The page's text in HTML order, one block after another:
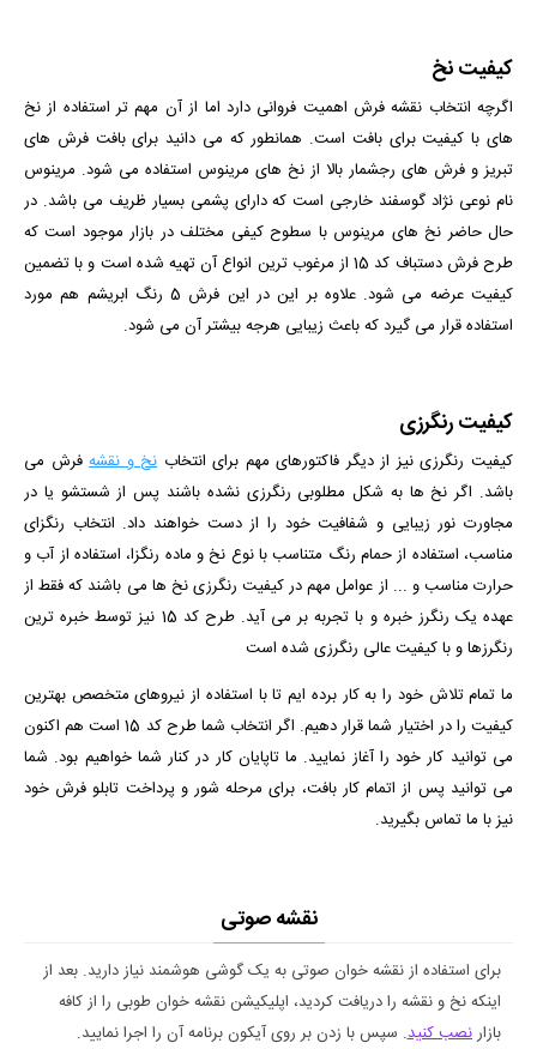
کیفیت نخ
اگرچه انتخاب نقشه فرش اهمیت فروانی دارد اما از آن مهم تر استفاده از نخ
های با کیفیت برای بافت است. همانطور که می دانید برای بافت فرش های
تبریز و فرش های رجشمار بالا از نخ های مرینوس استفاده می شود. مرینوس
نام نوعی نژاد گوسفند خارجی است که دارای پشمی بسیار ظریف می باشد. در
حال حاضر نخ های مرینوس با سطوح کیفی مختلف در بازار موجود است که
طرح فرش دستباف کد 15 از مرغوب ترین انواع آن تهیه شده است و با تضمین
کیفیت عرضه می شود. علاوه بر این
در این فرش 5 رنگ ابریشم هم مورد
استفاده قرار می گیردکه باعث زیبایی هرجه بیشتر آن می شود.
کیفیت رنگرزی
کیفیت رنگرزی نیز از دیگر فاکتورهای مهم برای انتخابنخ و نقشهفرش می
باشد. اگر نخ ها به شکل مطلوبی رنگرزی نشده باشند پس از شستشو یا در
مجاورت نور زیبایی و شفافیت خود را از دست خواهند داد. انتخاب رنگزای
مناسب، استفاده از حمام رنگ متناسب با نوع نخ و ماده رنگزا، استفاده از آب و
حرارت مناسب و ... از عوامل مهم در کیفیت رنگرزی نخ ها می باشند که فقط از
عهده یک رنگرز خبره و با تجربه بر می آید. طرح کد 15 نیز توسط خبره ترین
رنگرزها و با کیفیت عالی رنگرزی شده است
ما تمام تلاش خود را به کار برده ایم تا با استفاده از نیروهای متخصص بهترین
کیفیت را در اختیار شما قرار دهیم. اگر انتخاب شما طرح کد 15 است هم اکنون
می توانید کار خود را آغاز نمایید. ما تاپایان کار در کنار شما خواهیم بود. شما
می توانید پس از اتمام کار بافت، برای مرحله شور و پرداخت تابلو فرش خود
نیز با ما تماس بگیرید.
نقشه صوتی
برای استفاده از نقشه خوان صوتی به یک گوشی هوشمند نیاز دارید. بعد از
اینکه نخ و نقشه را دریافت کردید، اپلیکیشن نقشه خوان طوبی را از کافه
بازارنصب کنید. سپس با زدن بر روی آیکون برنامه آن را اجرا نمایید.